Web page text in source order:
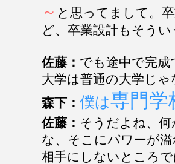
～ と思ってまして。
ど、卒業設計もそう
佐藤： でも途中で完
大学は普通の大学じ
森下： 僕は専門学
佐藤： そうだよね、
な、そこにパワーが
相手にしないところ